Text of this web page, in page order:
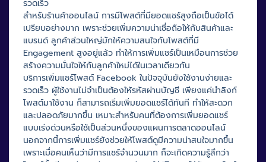
รวดเร็ว
สำหรับร้านค้าออนไลน์ การมีโพสต์ที่มียอดแชร์สูงถือเป็นข้อได้
เปรียบอย่างมาก เพราะช่วยเพิ่มความน่าเชื่อถือให้กับสินค้าและ
แบรนด์ ลูกค้าส่วนใหญ่มักให้ความสนใจกับโพสต์ที่มี
Engagement สูงอยู่แล้ว ทำให้การเพิ่มแชร์เป็นเหมือนการช่วย
สร้างความมั่นใจให้กับลูกค้าใหม่ได้ในเวลาเดียวกัน
บริการเพิ่มแชร์โพสต์ Facebook ในปัจจุบันยังใช้งานง่ายและ
รวดเร็ว ผู้ใช้งานไม่จำเป็นต้องให้รหัสผ่านบัญชี เพียงแค่นำลิงก์
โพสต์มาใช้งาน ก็สามารถเริ่มเพิ่มยอดแชร์ได้ทันที ทำให้สะดวก
และปลอดภัยมากขึ้น เหมาะสำหรับคนที่ต้องการเพิ่มยอดแชร์
แบบเร่งด่วนหรือใช้เป็นส่วนหนึ่งของแผนการตลาดออนไลน์
นอกจากนี้การเพิ่มแชร์ยังช่วยให้โพสต์ดูมีความน่าสนใจมากขึ้น
เพราะเมื่อคนเห็นว่ามีการแชร์จำนวนมาก ก็จะเกิดความรู้สึกว่า